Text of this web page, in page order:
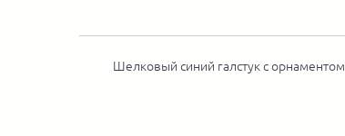
Шелковый синий галстук с орнаментом